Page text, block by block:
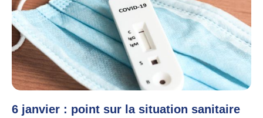
6 janvier : point sur la situation sanitaire